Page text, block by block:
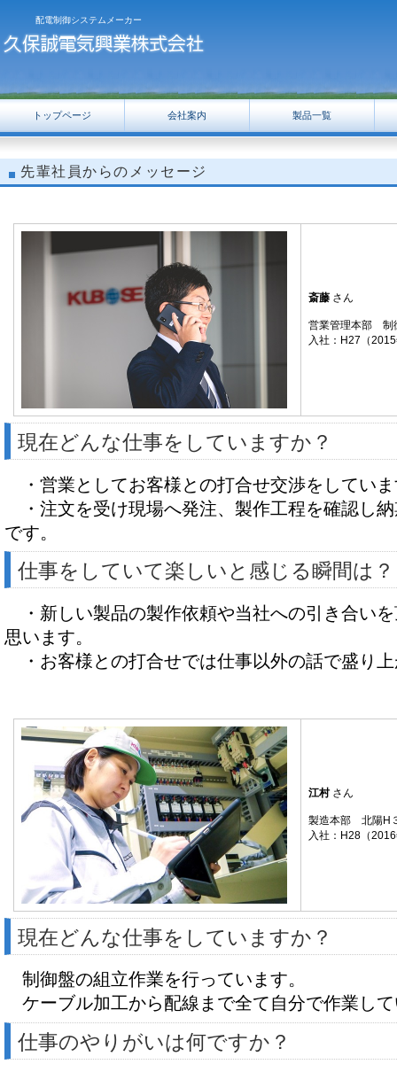
配電制御システムメーカー
先輩社員からのメッセージ
斎藤 さん
営業管理本部 制
入社：H27（
現在どんな仕事をしていますか？
・営業としてお客様との打合せ交渉をしてい
・注文を受け現場へ発注、製作工程を確認し
です。
仕事をしていて楽しいと感じる瞬間は？
・新しい製品の製作依頼や当社への引き合い
思います。
・お客様との打合せでは仕事以外の話で盛り
江村さん
製造本部 北陽H
入社：H28（
現在どんな仕事をしていますか？
制御盤の組立作業を行っています。
ケーブル加工から配線まで全て自分で作業し
仕事のやりがいは何ですか？
トップページ 会社案内 製品一覧